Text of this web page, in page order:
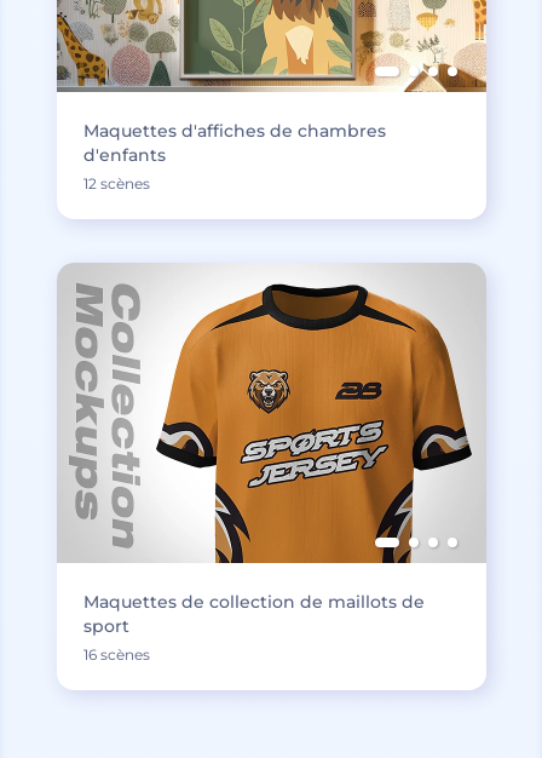
Maquettes d'affiches de chambres
d'enfants
12 scènes
Maquettes de collection de maillots de
sport
16 scènes